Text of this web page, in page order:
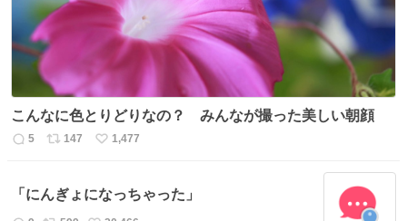
こんなに色とりどりなの？ みんなが撮った美しい朝顔
返
数
5
リ
ス
ト
147
い
ね
数
1,477
「にんぎょになっちゃった」